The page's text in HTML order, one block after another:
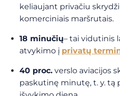
keliaujant privačiu
komerciniais maršrutais.
18 minučių– tai vidutinis
atvykimo į privatų
40 proc. verslo aviacijos
paskutinę minutę, t. y. tą